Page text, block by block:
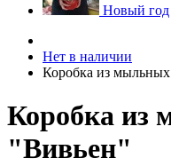
Новый год
Нет в наличии
Коробка из
Коробка из
"Вивьен"